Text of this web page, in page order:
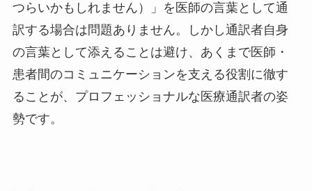
つらいかもしれません）」を医師の言葉として通
訳する場合は問題ありません。しかし通訳者自身
の言葉として添えることは避け、あくまで医師・
患者間のコミュニケーションを支える役割に徹す
ることが、プロフェッショナルな医療通訳者の姿
勢です。